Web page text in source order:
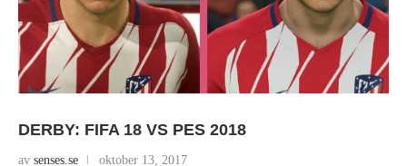
DERBY: FIFA 18 VS PES 2018
av senses.se oktober 13, 2017